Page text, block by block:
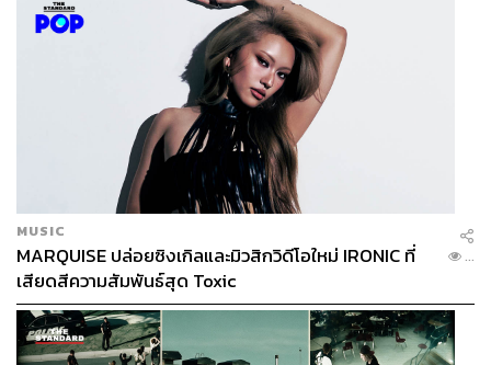
MUSIC
MARQUISE ปล่อยซิงเกิลและมิวสิกวิดีโอใหม่ IRONIC ที่
เสียดสีความสัมพันธ์สุด Toxic
...